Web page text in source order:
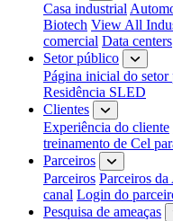
Casa industrial
Biotech View All
comercial Data centers
Setor público
Página inicial do
Residência SLED
Clientes
Experiência do cliente
treinamento de Cel
Parceiros
Parceiros Parceiros
canal Login do
Pesquisa de ameaças